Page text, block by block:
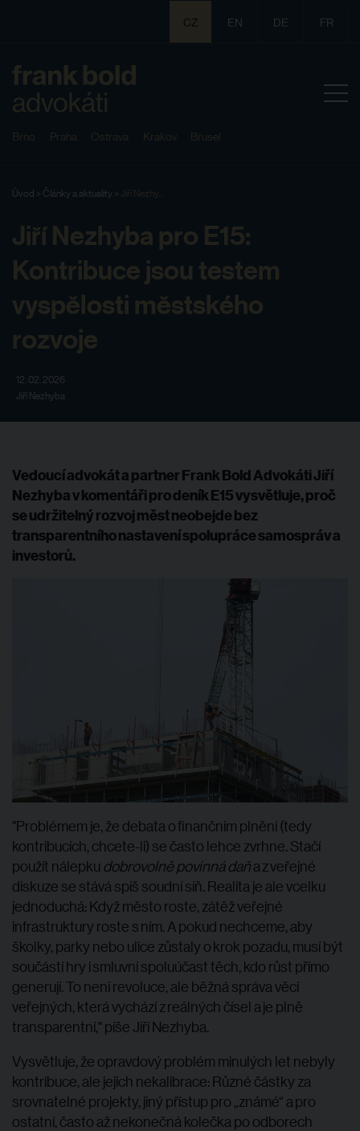
CZ EN DE FR
Brno Praha Ostrava Krakov Brusel
Úvod > Články a aktuality > Jiří Nezhy...
Jiří Nezhyba pro E15:
Kontribuce jsou testem
vyspělosti městského
rozvoje
12. 02. 2026
Jiří Nezhyba
Vedoucí advokát a partner Frank Bold Advokáti Jiří
Nezhyba v komentáři pro deník E15 vysvětluje, proč
se udržitelný rozvoj měst neobejde bez
transparentního nastavení spolupráce samospráv a
investorů.
"Problémem je, že debata o finančním plnění (tedy
kontribucích, chcete-li) se často lehce zvrhne. Stačí
použít nálepku dobrovolně povinná daňa z veřejné
diskuze se stává spíš soudní síň. Realita je ale vcelku
jednoduchá: Když město roste, zátěž veřejné
infrastruktury roste s ním. A pokud nechceme, aby
školky, parky nebo ulice zůstaly o krok pozadu, musí být
součástí hry i smluvní spoluúčast těch, kdo růst přímo
generují. To není revoluce, ale běžná správa věcí
veřejných, která vychází z reálných čísel a je plně
transparentní," píše Jiří Nezhyba.
Vysvětluje, že opravdový problém minulých let nebyly
kontribuce, ale jejich nekalibrace: Různé částky za
srovnatelné projekty, jiný přístup pro „známé“ a pro
ostatní, často až nekonečná kolečka po odborech